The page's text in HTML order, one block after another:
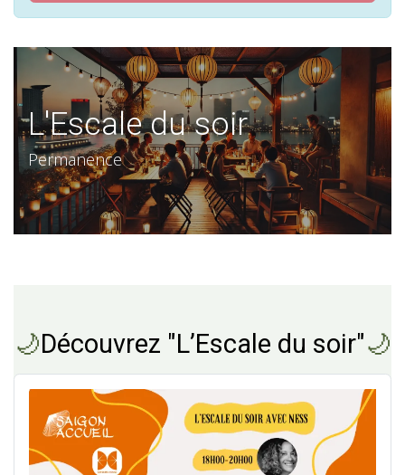
L'Escale du soir
Permanence
🌙Découvrez "L’Escale du soir"🌙​